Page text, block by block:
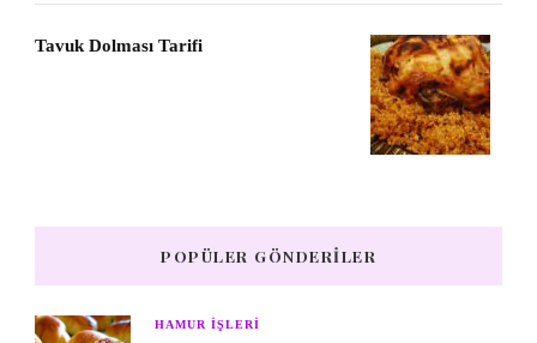
Tavuk Dolması Tarifi
POPÜLER GÖNDERILER
HAMUR IŞLERI